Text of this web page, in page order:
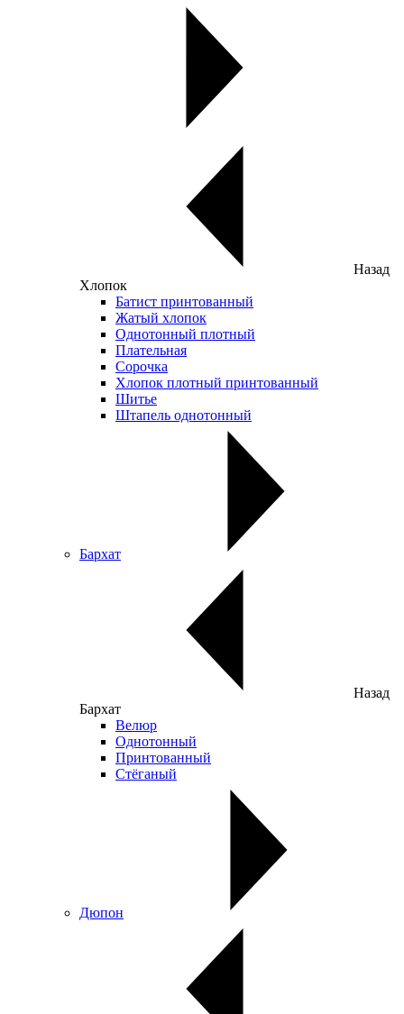
Назад
Хлопок
Батист принтованный
Жатый хлопок
Однотонный плотный
Плательная
Сорочка
Хлопок плотный принтованный
Шитье
Штапель однотонный
Бархат
Назад
Бархат
Велюр
Однотонный
Принтованный
Стёганый
Дюпон